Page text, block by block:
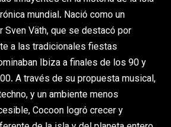
mundial. Nació como un
Sven Väth, que se destacó por
a las tradicionales fiestas
Ibiza a finales de los 90 y
A través de su propuesta musical,
y un ambiente menos
Cocoon logró crecer y